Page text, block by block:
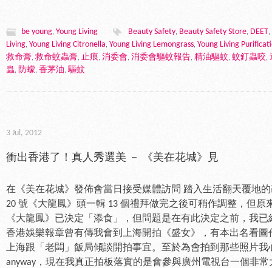
be young, Young Living Beauty Safety, Beauty Safety Store, DEET,
Living, Young Living Citronella, Young Living Lemongrass, Young Living
救命膏, 救命蚊蟲膏, 止痕, 消委會, 消委會驅蚊報告, 精油驅蚊, 蚊釘蟲咬,
蟲, 防蠓, 香茅油,驅蚊
3 Jul, 2012
衝出香港了！真人秀選美 － 《美在花城》見
在《美在花城》發佈會當日接受媒體訪問 踏入生活翻天覆地
20 號《大龍鳳》頭一輯 13 個禮拜做完之後可稍作調整，但原
《大龍鳳》已決定「添食」，但問題是在有此決定之前，我
香港娛樂報章曾有傳我會到上海開拍《盛女》，有本出名看
上海跟「老闆」飯局傾談開拍事宜。至於為會拍到那些照片
anyway，現在我真正拍板落實的是會參與廣州電視台一個非